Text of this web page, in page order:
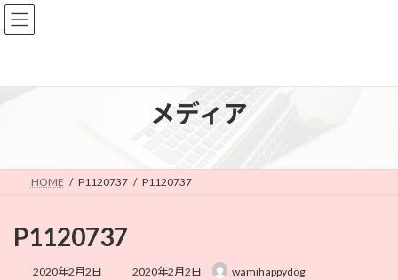
コ
ン
プ
ナ
ビ
動
メディア
HOME P1120737 P1120737
P1120737
2020年2月2日
最
2020年2月2日 wamihappydog